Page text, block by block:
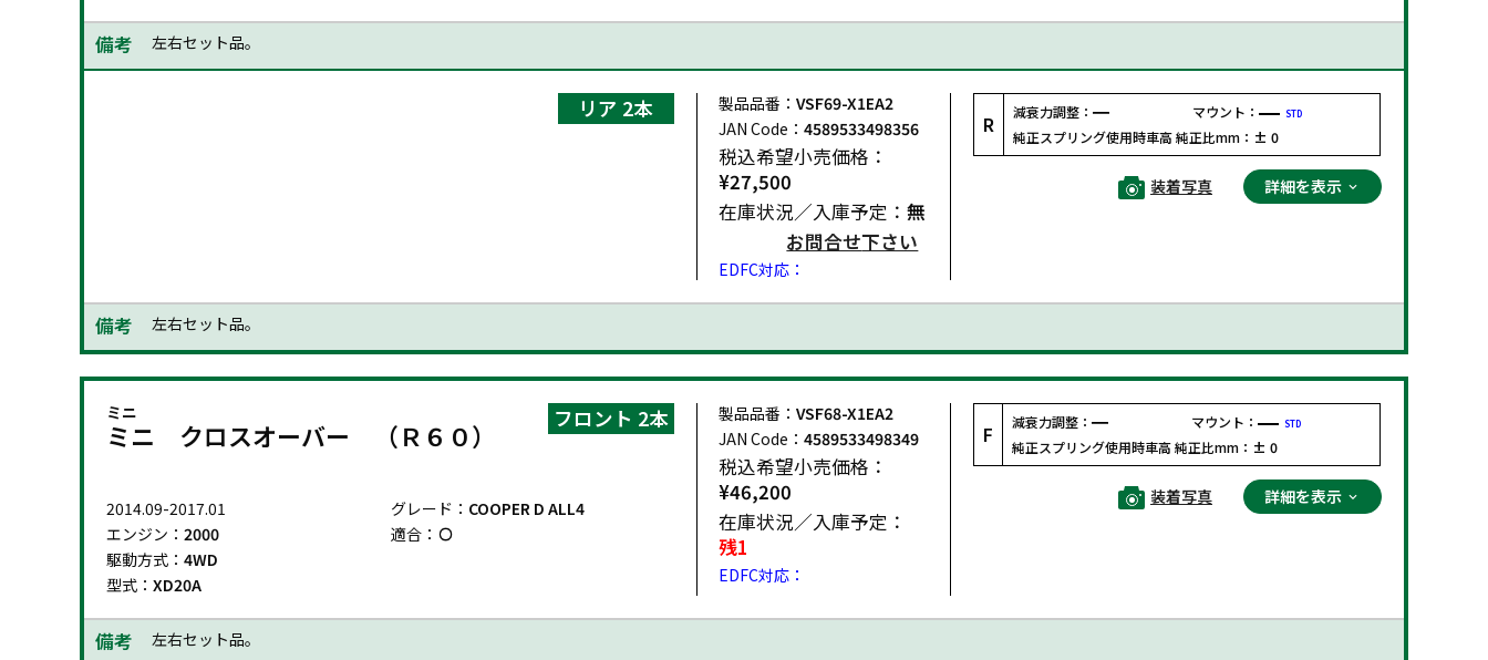
備考 左右セット品。
リア 2本 製品品番： VSF69-X1EA2
JAN Code： 4589533498356
税込希望小売価格：
¥27,500
在庫状況／入庫予定： 無
お問合せ下さい
EDFC対応：
R 減衰力調整： マウント： STD
純正スプリング使用時車高 純正比mm： ± 0
装着写真 詳細を表示
備考 左右セット品。
ミニ
ミニ クロスオーバー （Ｒ６０）
2014.09-2017.01
エンジン： 2000
駆動方式： 4WD
型式： XD20A
グレード： COOPER D ALL4
適合：
フロント 2本 製品品番： VSF68-X1EA2
JAN Code： 4589533498349
税込希望小売価格：
¥46,200
在庫状況／入庫予定：
残1
EDFC対応：
F 減衰力調整： マウント： STD
純正スプリング使用時車高 純正比mm： ± 0
装着写真 詳細を表示
備考 左右セット品。